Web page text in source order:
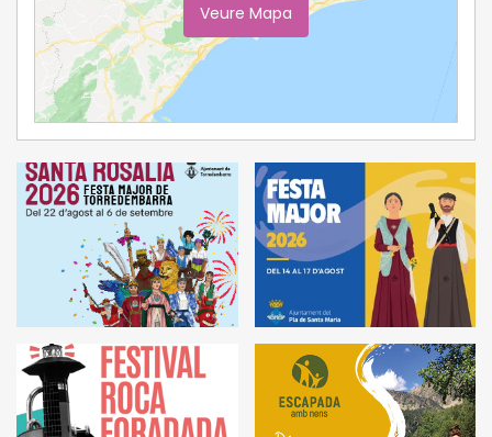
Veure Mapa